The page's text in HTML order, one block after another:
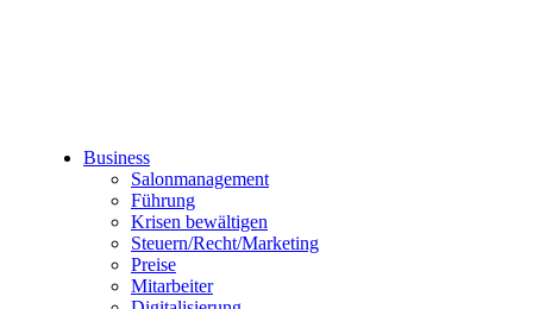
Business
Salonmanagement
Führung
Krisen bewältigen
Steuern/Recht/Marketing
Preise
Mitarbeiter